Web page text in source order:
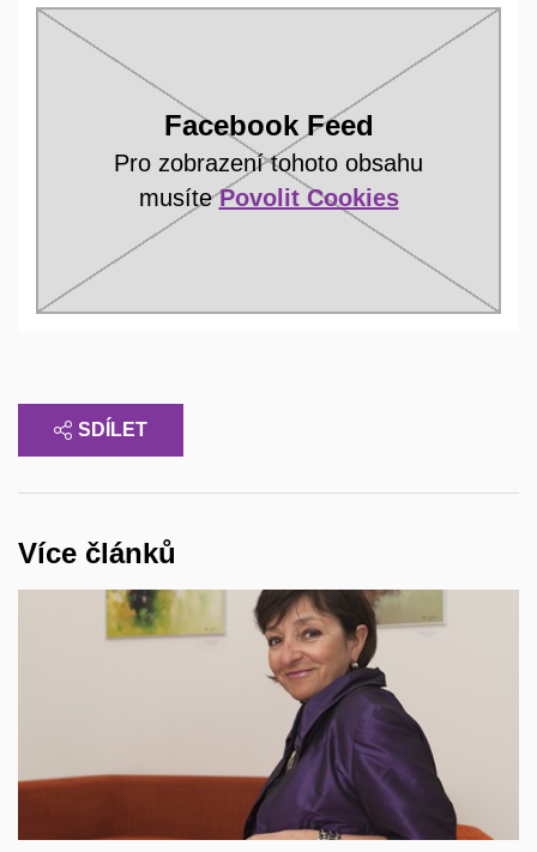
Facebook Feed
Pro zobrazení tohoto obsahu
musítePovolit Cookies
SDÍLET
Více článků